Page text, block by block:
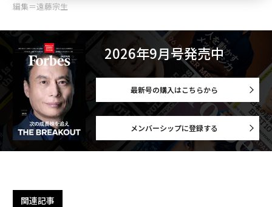
編集＝遠藤宗生
2026年9月号発売中
最新号の購入はこちらから
メンバーシップに登録する
関連記事